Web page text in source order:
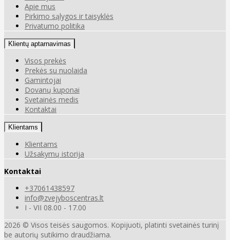
Apie mus
Pirkimo sąlygos ir taisyklės
Privatumo politika
Klientų aptarnavimas
Visos prekės
Prekės su nuolaida
Gamintojai
Dovanų kuponai
Svetainės medis
Kontaktai
Klientams
Klientams
Užsakymų istorija
Kontaktai
+37061438597
info@zvejyboscentras.lt
I - VII 08.00 - 17.00
2026 © Visos teisės saugomos. Kopijuoti, platinti svetainės turinį
be autorių sutikimo draudžiama.